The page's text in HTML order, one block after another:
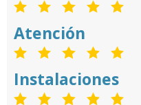
Atención
Instalaciones